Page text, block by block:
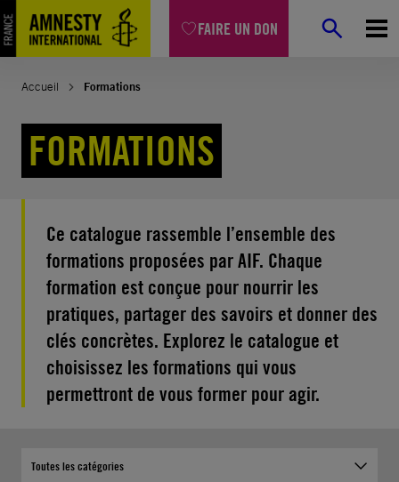
FAIRE UN DON
Aller
au
contenu
Accueil Formations
FORMATIONS
Ce catalogue rassemble l’ensemble des
formations proposées par AIF. Chaque
formation est conçue pour nourrir les
pratiques, partager des savoirs et donner des
clés concrètes. Explorez le catalogue et
choisissez les formations qui vous
permettront de vous former pour agir.
Toutes les catégories